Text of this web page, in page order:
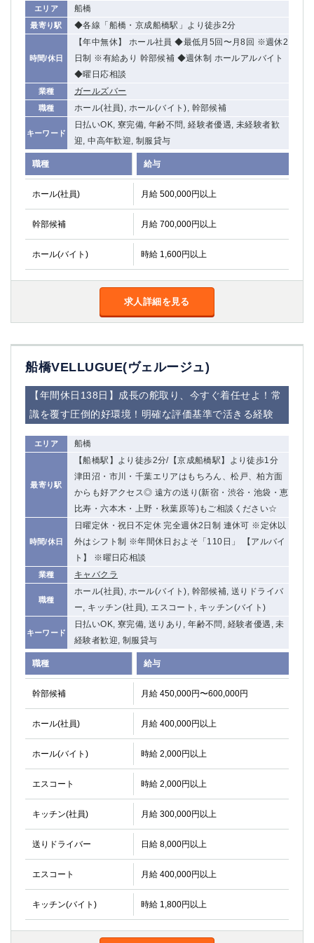
エリア 船橋
最寄り駅 ◆各線「船橋・京成船橋駅」より徒歩2分
時間/休日
【年中無休】 ホール社員 ◆最低月5回〜月8回 ※週休2
日制 ※有給あり 幹部候補 ◆週休制 ホールアルバイト
◆曜日応相談
業種 ガールズバー
職種 ホール(社員), ホール(バイト), 幹部候補
キーワード
日払いOK, 寮完備, 年齢不問, 経験者優遇, 未経験者歓
迎, 中高年歓迎, 制服貸与
職種 給与
ホール(社員) 月給 500,000円以上
幹部候補 月給 700,000円以上
ホール(バイト) 時給 1,600円以上
求人詳細を見る
船橋VELLUGUE(ヴェルージュ)
【年間休日138日】成長の舵取り、今すぐ着任せよ！常
識を覆す圧倒的好環境！明確な評価基準で活きる経験
エリア 船橋
最寄り駅
【船橋駅】より徒歩2分/【京成船橋駅】より徒歩1分
津田沼・市川・千葉エリアはもちろん、松戸、柏方面
からも好アクセス◎ 遠方の送り(新宿・渋谷・池袋・恵
比寿・六本木・上野・秋葉原等)もご相談ください☆
時間/休日
日曜定休・祝日不定休 完全週休2日制 連休可 ※定休以
外はシフト制 ※年間休日およそ「110日」 【アルバイ
ト】 ※曜日応相談
業種 キャバクラ
職種
ホール(社員), ホール(バイト), 幹部候補, 送りドライバ
ー, キッチン(社員), エスコート, キッチン(バイト)
キーワード
日払いOK, 寮完備, 送りあり, 年齢不問, 経験者優遇, 未
経験者歓迎, 制服貸与
職種 給与
幹部候補 月給 450,000円〜600,000円
ホール(社員) 月給 400,000円以上
ホール(バイト) 時給 2,000円以上
エスコート 時給 2,000円以上
キッチン(社員) 月給 300,000円以上
送りドライバー 日給 8,000円以上
エスコート 月給 400,000円以上
キッチン(バイト) 時給 1,800円以上